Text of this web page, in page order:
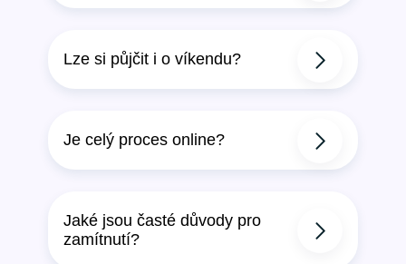
Lze si půjčit i o víkendu?
Je celý proces online?
Jaké jsou časté důvody pro
zamítnutí?